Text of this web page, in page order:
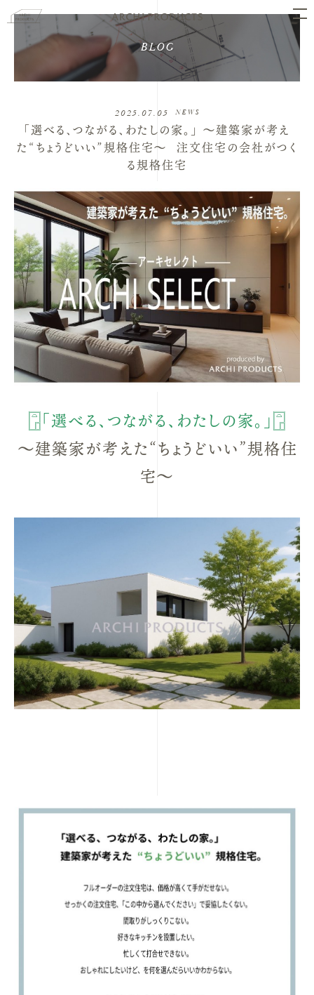
BLOG
2025.07.05 NEWS
「選べる、つながる、わたしの家。」 ⁡～建築家が考え
た“ちょうどいい”規格住宅～ ⁡ 注文住宅の会社がつく
る規格住宅
𓉞「選べる、つながる、わたしの家。」𓉞
⁡～建築家が考えた“ちょうどいい”規格住
宅～